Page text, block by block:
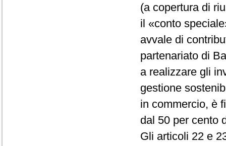
(a copertura di
il «conto
avvale di
partenariato di
a realizzare gli
gestione
in commercio, è
dal 50 per cento
Gli articoli 22 e